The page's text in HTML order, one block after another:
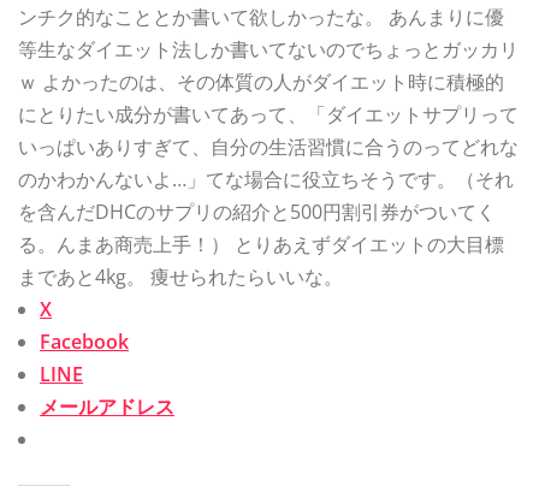
ンチク的なこととか書いて欲しかったな。 あんまりに優
等生なダイエット法しか書いてないのでちょっとガッカリ
ｗ よかったのは、その体質の人がダイエット時に積極的
にとりたい成分が書いてあって、「ダイエットサプリって
いっぱいありすぎて、自分の生活習慣に合うのってどれな
のかわかんないよ…」てな場合に役立ちそうです。（それ
を含んだDHCのサプリの紹介と500円割引券がついてく
る。んまあ商売上手！） とりあえずダイエットの大目標
まであと4kg。 痩せられたらいいな。
X
Facebook
LINE
メールアドレス